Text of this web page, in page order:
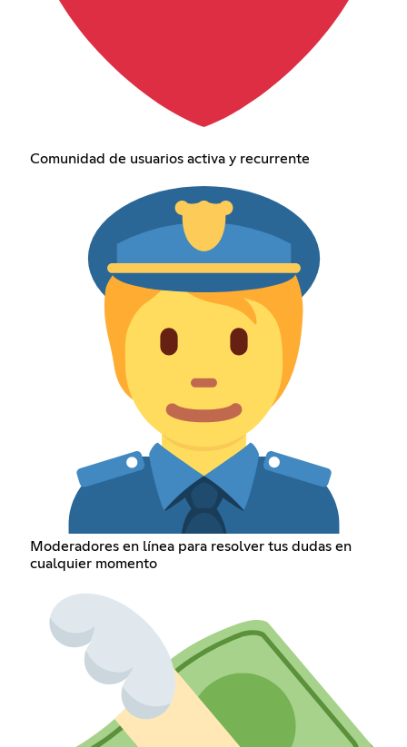
Comunidad de usuarios activa y recurrente
Moderadores en línea para resolver tus dudas en
cualquier momento